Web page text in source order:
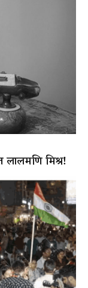
मिश्र!